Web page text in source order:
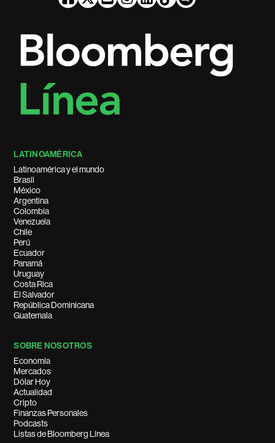
LATINOAMÉRICA
Latinoamérica y el mundo
Brasil
México
Argentina
Colombia
Venezuela
Chile
Perú
Ecuador
Panamá
Uruguay
Costa Rica
El Salvador
República Dominicana
Guatemala
SOBRE NOSOTROS
Economía
Mercados
Dólar Hoy
Actualidad
Cripto
Finanzas Personales
Podcasts
Listas de Bloomberg Línea